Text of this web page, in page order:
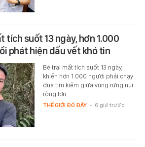
tích suốt 13 ngày, hơn 1.000
phát hiện dấu vết khó tin
Bé trai mất tích suốt 13 ngày,
khiến hơn 1.000 người phải chạy
đua tìm kiếm giữa vùng rừng núi
rộng lớn.
THẾ GIỚI ĐÓ ĐÂY - 6 giờ trước